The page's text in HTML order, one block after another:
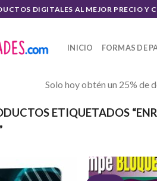
DIGITALES AL MEJOR PRECIO Y
INICIO FORMAS DE
Solo hoy obtén un 25% de
ETIQUETADOS